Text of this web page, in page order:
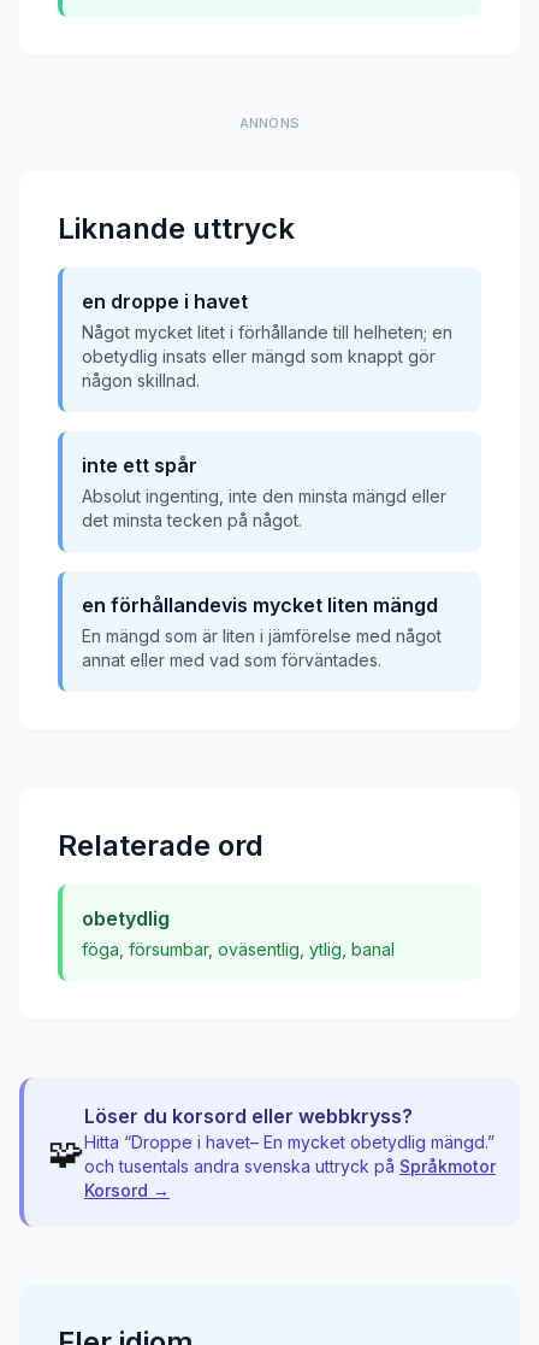
ANNONS
Liknande uttryck
en droppe i havet
Något mycket litet i förhållande till helheten; en
obetydlig insats eller mängd som knappt gör
någon skillnad.
inte ett spår
Absolut ingenting, inte den minsta mängd eller
det minsta tecken på något.
en förhållandevis mycket liten mängd
En mängd som är liten i jämförelse med något
annat eller med vad som förväntades.
Relaterade ord
obetydlig
föga försumbar, oväsentlig ytlig banal
🧩
Löser du korsord eller webbkryss?
Hitta “Droppe i havet– En mycket obetydlig mängd.”
och tusentals andra svenska uttryck på Språkmotor
Korsord →